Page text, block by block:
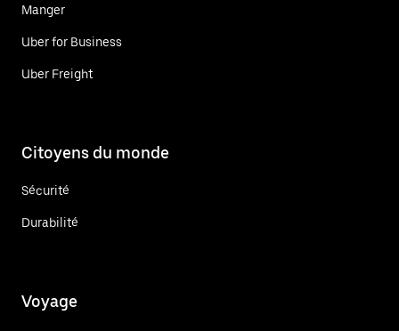
Manger
Uber for Business
Uber Freight
Citoyens du monde
Sécurité
Durabilité
Voyage